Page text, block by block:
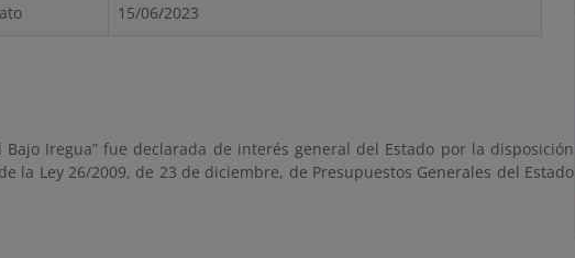
15/06/2023
Bajo Iregua” fue declarada de interés general del Estado por la disposición
la Ley 26/2009, de 23 de diciembre, de Presupuestos Generales del Estado